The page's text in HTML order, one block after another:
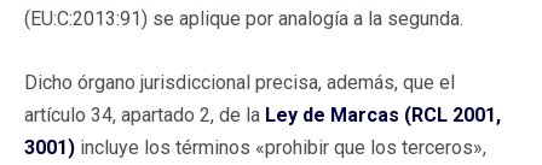
(EU:C:2013:91) se aplique por analogía a la segunda.
Dicho órgano jurisdiccional precisa, además, que el
artículo 34, apartado 2, de la Ley de Marcas (RCL 2001,
3001) incluye los términos «prohibir que los terceros»,